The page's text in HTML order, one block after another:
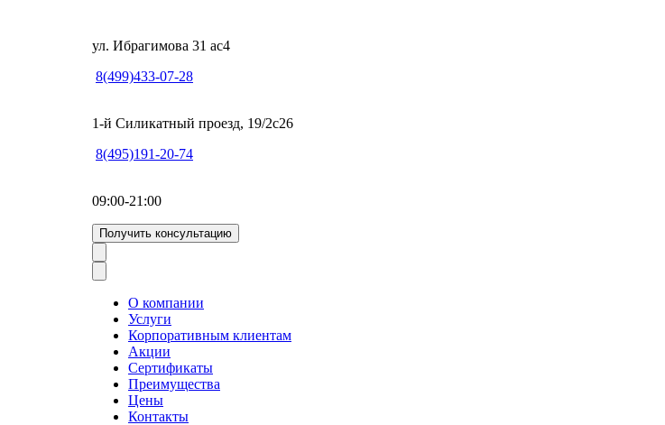
ул. Ибрагимова 31 ас4
8(499)433-07-28
1-й Силикатный проезд, 19/2с26
8(495)191-20-74
09:00-21:00
Получить консультацию
О компании
Услуги
Корпоративным клиентам
Акции
Сертификаты
Преимущества
Цены
Контакты